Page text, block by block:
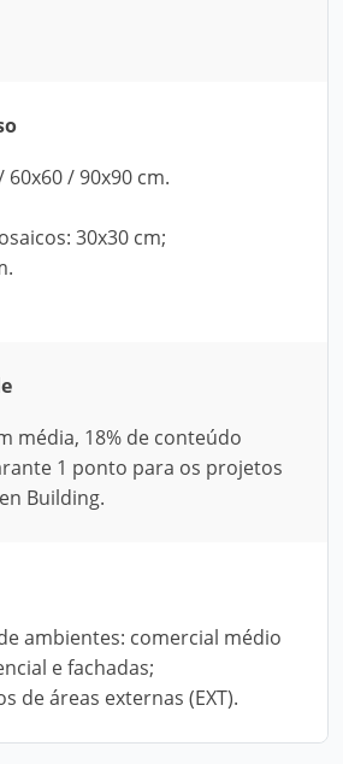
60x60 / 90x90 cm.
30x30 cm;
média, 18% de conteúdo
1 ponto para os projetos
Building.
ambientes: comercial médio
e fachadas;
de áreas externas (EXT).